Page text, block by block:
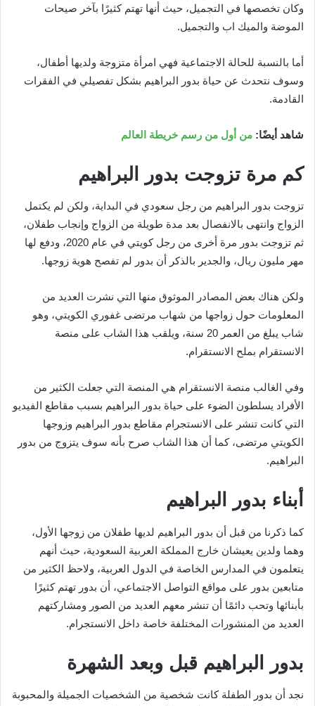
وكان تخصصها في التجميل، حيث أنها تهتم كثيرًا بآخر صيحات
الموضة والميك اب والتجميل.
أما بالنسبة للحالة الاجتماعية فهي امرأة متزوجة ولديها أطفال،
وسوف نتحدث عن حياة بدور البراهيم بشكل تفصيلي في الفقرات
القادمة.
شاهد أيضًا: من أول من رسم خريطة العالم
كم مرة تزوجت بدور البراهيم
تزوجت بدور البراهيم من رجل سعودي في البداية، ولكن لم يكتمل
الزواج وانتهى بالانفصال بعد مدة طويلة من الزواج وإنجاب طفلان،
ثم تزوجت بدور مرة أخرى من رجل كويتي في عام 2020، ودفع لها
مهر مليون ريال، والجدير بالذكر أن بدور لم تفصح هوية زوجها.
ولكن هناك بعض المصادر الموثوق منها التي نشرت العديد من
المعلومات حول زواجها من شهاب مرتضى غفوري الكويتي، وهو
شاب يبلغ من العمر 20 سنة، ويلقب هذا الشاب على منصة
الانستقرام بملح الانستقرام.
وفي الغالب منصة الانستقرام هي المنصة التي جعلت الكثير من
الأفراد يسلطون الضوء على حياة بدور البراهيم بسبب مقاطع الفيديو
التي كانت تنشر على الانستجرام مقاطع بدور البراهيم وزوجها
الكويتي مرتضى، كما أن هذا الشاب صرح بأنه سوف يتزوج من بدور
البراهيم.
أبناء بدور البراهيم
كما ذكرنا من قبل أن بدور البراهيم لديها طفلان من زوجها الأول،
وهما ولدين يعيشان خارج المملكة العربية السعودية، حيث أنهم
يتعلمون في المدارس الخاصة في الدول العربية، ولاحظ الكثير من
متابعين بدور على مواقع التواصل الاجتماعي، أن بدور تهتم كثيرًا
بأبنائها وتحب دائمًا أن تنشر معهم العديد من الصور ومشاركتهم
العديد من المنشورات المختلفة خاصة داخل الانستجرام.
بدور البراهيم قبل وبعد الشهرة
نجد أن بدور الطفلة كانت شخصية من الشخصيات الجميلة والمحبوبة